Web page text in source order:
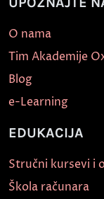
O nama
Tim Akademije
Blog
e-Learning
EDUKACIJA
Stručni kursevi i
Škola računara